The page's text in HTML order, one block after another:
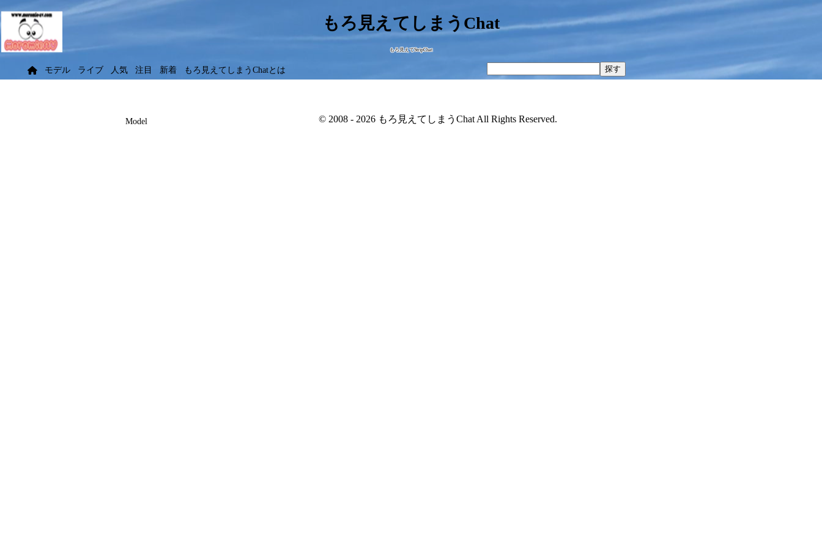
もろ見えてしまうChat
もろ見えてStripChat
モデル ライブ 人気 注目 新着 もろ見えてしまうChatとは 探す
Model © 2008 - 2026 もろ見えてしまうChat All Rights Reserved.